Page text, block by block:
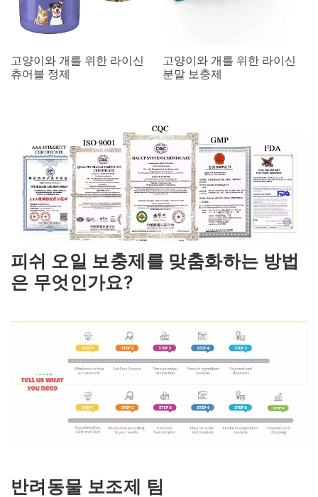
고양이와 개를 위한 라이신
츄어블 정제
고양이와 개를 위한 라이신
분말 보충제
피쉬 오일 보충제를 맞춤화하는 방법
은 무엇인가요?
반려동물 보조제 팀